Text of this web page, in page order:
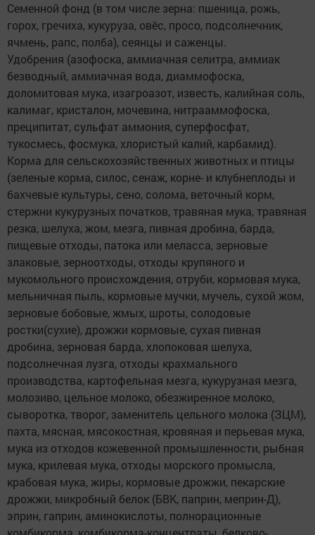
Семенной фонд (в том числе зерна: пшеница, рожь,
горох, гречиха, кукуруза, овёс, просо, подсолнечник,
ячмень, рапс, полба), сеянцы и саженцы.
Удобрения (азофоска, аммиачная селитра, аммиак
безводный, аммиачная вода, диаммофоска,
доломитовая мука, изагроазот, известь, калийная соль,
калимаг, кристалон, мочевина, нитрааммофоска,
преципитат, сульфат аммония, суперфосфат,
тукосмесь, фосмука, хлористый калий, карбамид).
Корма для сельскохозяйственных животных и птицы
(зеленые корма, силос, сенаж, корне- и клубнеплоды и
бахчевые культуры, сено, солома, веточный корм,
стержни кукурузных початков, травяная мука, травяная
резка, шелуха, жом, мезга, пивная дробина, барда,
пищевые отходы, патока или меласса, зерновые
злаковые, зерноотходы, отходы крупяного и
мукомольного происхождения, отруби, кормовая мука,
мельничная пыль, кормовые мучки, мучель, сухой жом,
зерновые бобовые, жмых, шроты, солодовые
ростки(сухие), дрожжи кормовые, сухая пивная
дробина, зерновая барда, хлопоковая шелуха,
подсолнечная лузга, отходы крахмального
производства, картофельная мезга, кукурузная мезга,
молозиво, цельное молоко, обезжиренное молоко,
сыворотка, творог, заменитель цельного молока (ЗЦМ),
пахта, мясная, мясокостная, кровяная и перьевая мука,
мука из отходов кожевенной промышленности, рыбная
мука, крилевая мука, отходы морского промысла,
крабовая мука, жиры, кормовые дрожжи, пекарские
дрожжи, микробный белок (БВК, паприн, меприн-Д),
эприн, гаприн, аминокислоты, полнорационные